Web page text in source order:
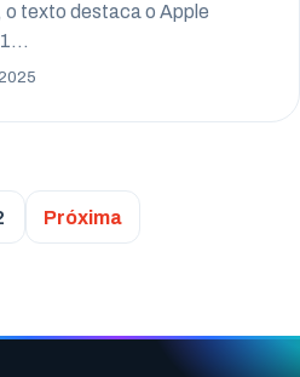
o texto destaca o Apple
Próxima